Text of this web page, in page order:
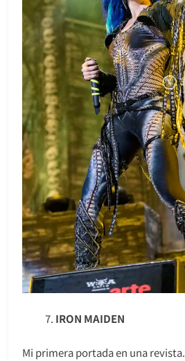
IRON MAIDEN
Mi primera portada en una